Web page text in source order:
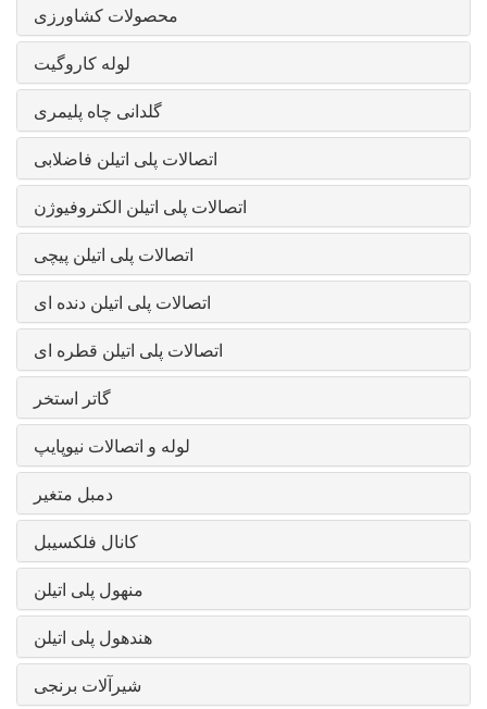
محصولات کشاورزی
لوله کاروگیت
گلدانی چاه پلیمری
اتصالات پلی اتیلن فاضلابی
اتصالات پلی اتیلن الکتروفیوژن
اتصالات پلی اتیلن پیچی
اتصالات پلی اتیلن دنده ای
اتصالات پلی اتیلن قطره ای
گاتر استخر
لوله و اتصالات نیوپایپ
دمبل متغیر
کانال فلکسیبل
منهول پلی اتیلن
هندهول پلی اتیلن
شیرآلات برنجی